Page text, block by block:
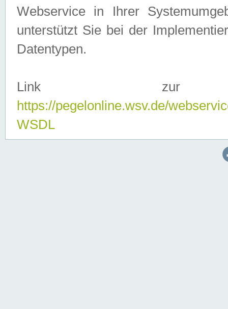
Webservice in Ihrer
unterstützt Sie bei der
Datentypen.
Link zur
https://pegelonline.wsv.de/
WSDL